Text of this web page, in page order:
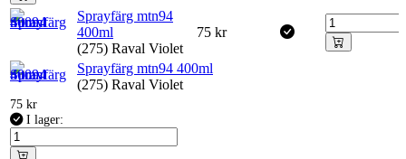
Sprayfärg mtn94
400ml
(275) Raval Violet
75 kr
Sprayfärg mtn94 400ml
(275) Raval Violet
75 kr
I lager: